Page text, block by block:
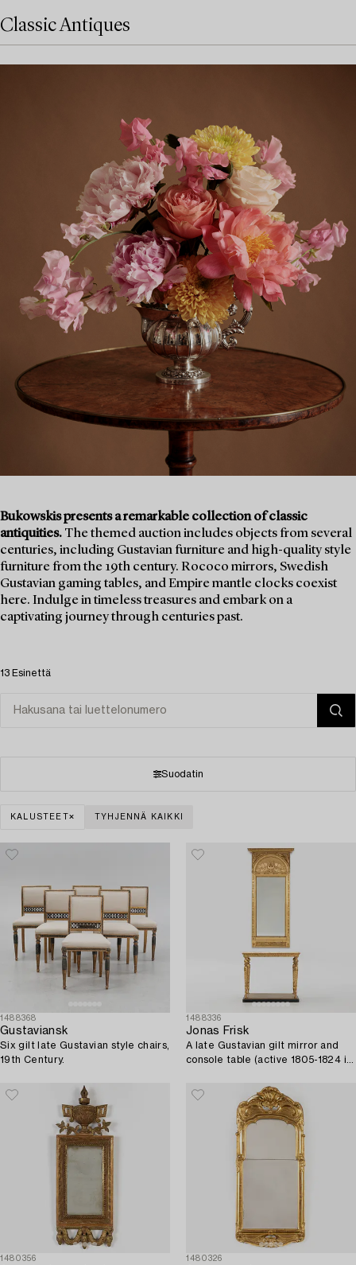
Classic Antiques
Bukowskis presents a remarkable collection of classic
antiquities. The themed auction includes objects from several
centuries, including Gustavian furniture and high-quality style
furniture from the 19th century. Rococo mirrors, Swedish
Gustavian gaming tables, and Empire mantle clocks coexist
here. Indulge in timeless treasures and embark on a
captivating journey through centuries past.
13 Esinettä
Suodatin
KALUSTEET TYHJENNÄ KAIKKI
1488368
Gustaviansk
Six gilt late Gustavian style chairs,
19th Century.
1488336
Jonas Frisk
A late Gustavian gilt mirror and
console table (active 1805-1824 in
1480356 1480326